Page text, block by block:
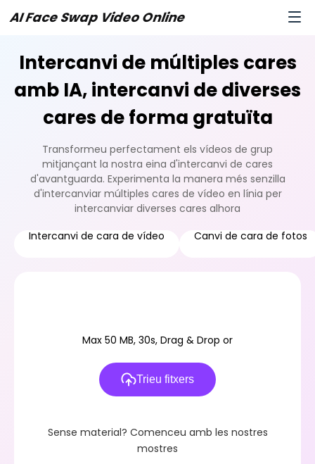
AI Face Swap Video Online
Intercanvi de múltiples cares
amb IA, intercanvi de diverses
cares de forma gratuïta
Transformeu perfectament els vídeos de grup
mitjançant la nostra eina d'intercanvi de cares
d'avantguarda. Experimenta la manera més senzilla
d'intercanviar múltiples cares de vídeo en línia per
intercanviar diverses cares alhora
Intercanvi de cara de vídeo
Canvi de cara de fotos
Max 50 MB, 30s, Drag & Drop or
Trieu fitxers
Sense material? Comenceu amb les nostres
mostres